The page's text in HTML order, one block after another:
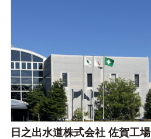
日之出水道株式会社 佐賀工場